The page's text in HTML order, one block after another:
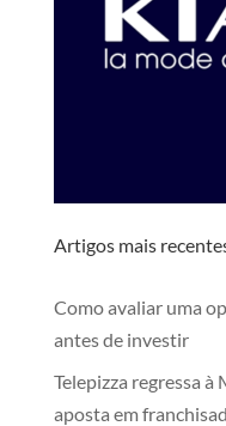
Artigos mais
Como avaliar uma
antes de investir
Telepizza regressa à
aposta em